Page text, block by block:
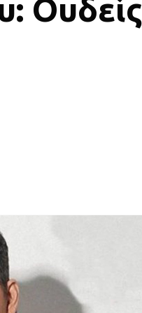
Ουδείς